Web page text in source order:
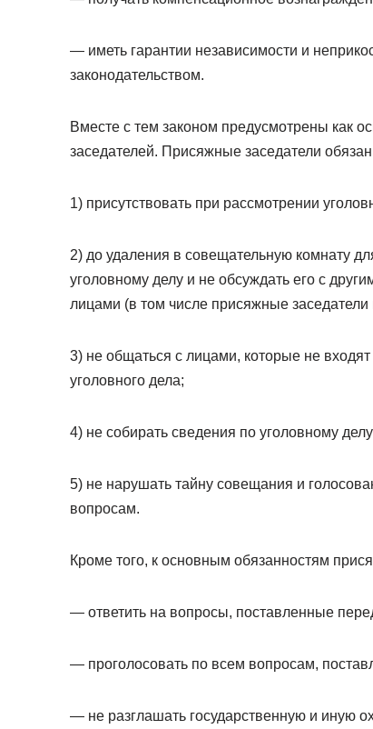
— иметь гарантии независимости и
законодательством.
Вместе с тем законом предусмотрены как
заседателей. Присяжные заседатели
1) присутствовать при рассмотрении
2) до удаления в совещательную комнату
уголовному делу и не обсуждать его с
лицами (в том числе присяжные
3) не общаться с лицами, которые не
уголовного дела;
4) не собирать сведения по уголовному
5) не нарушать тайну совещания и
вопросам.
Кроме того, к основным обязанностям
— ответить на вопросы, поставленные
— проголосовать по всем вопросам,
— не разглашать государственную и иную